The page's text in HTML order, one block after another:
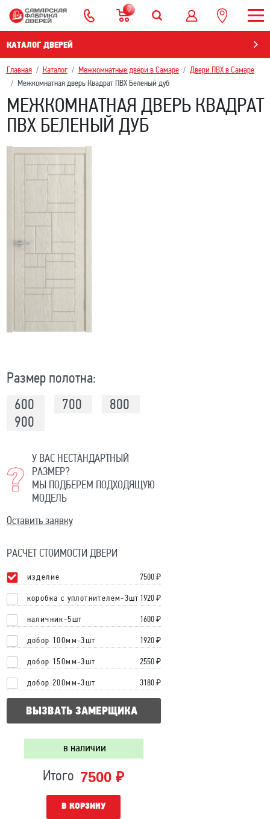
0
КАТАЛОГ ДВЕРЕЙ
Главная Каталог Межкомнатные двери в Самаре
Двери ПВХ в Самаре
Межкомнатная дверь Квадрат ПВХ Беленый дуб
МЕЖКОМНАТНАЯ ДВЕРЬ КВАДРАТ
ПВХ БЕЛЕНЫЙ ДУБ
Размер полотна:
600
700
800
900
У ВАС НЕСТАНДАРТНЫЙ
РАЗМЕР?
МЫ ПОДБЕРЕМ ПОДХОДЯЩУЮ
МОДЕЛЬ
Оставить заявку
РАСЧЕТ СТОИМОСТИ ДВЕРИ
изделие 7500₽
коробка с уплотнителем-3шт 1920 ₽
наличник-5шт 1600 ₽
добор 100мм-3шт 1920 ₽
добор 150мм-3шт 2550 ₽
добор 200мм-3шт 3180 ₽
ВЫЗВАТЬ ЗАМЕРЩИКА
в наличии
Итого 7500 ₽
В КОРЗИНУ